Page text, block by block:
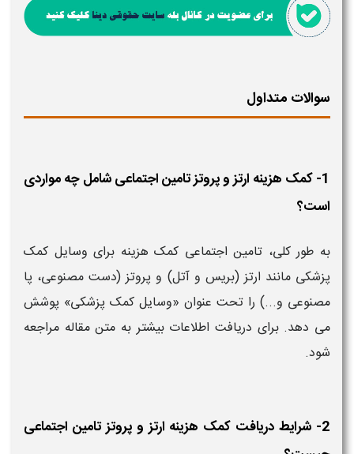
سوالات متداول
1- کمک هزینه ارتز و پروتز تامین اجتماعی شامل چه مواردی
است؟
به طور کلی، تامین اجتماعی کمک هزینه برای وسایل کمک
پزشکی مانند ارتز (بریس و آتل) و پروتز (دست مصنوعی، پا
مصنوعی و...) را تحت عنوان «وسایل کمک پزشکی» پوشش
می‌ دهد. برای دریافت اطلاعات بیشتر به متن مقاله مراجعه
شود.
2- شرایط دریافت کمک هزینه ارتز و پروتز تامین اجتماعی